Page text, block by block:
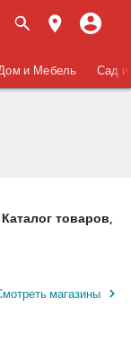
и Мебель Сад и
товаров,
магазины